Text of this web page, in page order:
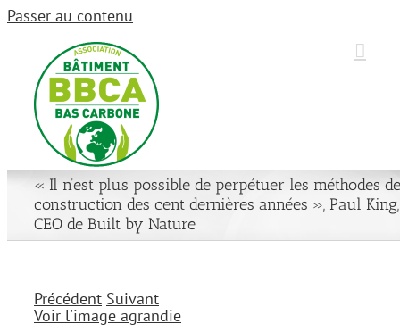
Passer au contenu
« Il n’est plus possible de perpétuer les méthodes de
construction des cent dernières années », Paul King,
CEO de Built by Nature
Précédent Suivant
Voir l'image agrandie